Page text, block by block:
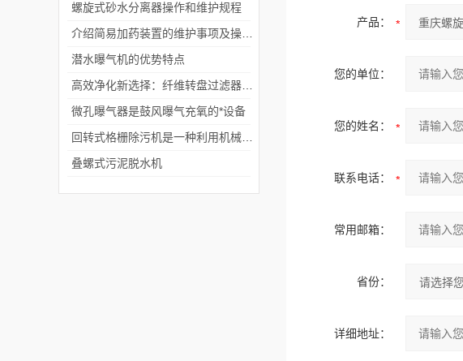
产品：
您的单位：
您的姓名：
联系电话：
常用邮箱：
省份：
详细地址：
螺旋式砂水分离器操作和维护规程
潜水曝气机的优势特点
微孔曝气器是鼓风曝气充氧的*设备
叠螺式污泥脱水机